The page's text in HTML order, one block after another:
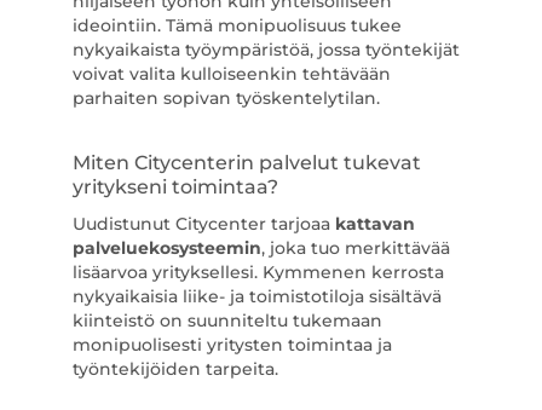
ideointiin. Tämä monipuolisuus tukee
nykyaikaista työympäristöä, jossa työntekijät
voivat valita kulloiseenkin tehtävään
parhaiten sopivan työskentelytilan.
Miten Citycenterin palvelut tukevat
yritykseni toimintaa?
Uudistunut Citycenter tarjoaa kattavan
palveluekosysteemin, joka tuo merkittävää
lisäarvoa yrityksellesi. Kymmenen kerrosta
nykyaikaisia liike- ja toimistotiloja sisältävä
kiinteistö on suunniteltu tukemaan
monipuolisesti yritysten toimintaa ja
työntekijöiden tarpeita.